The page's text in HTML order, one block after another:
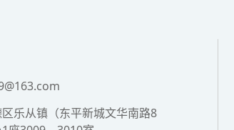
乐从镇（东平新城文华南路8